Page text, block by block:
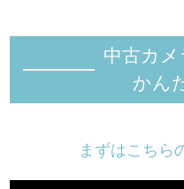
中古カメ
かん
まずはこちら